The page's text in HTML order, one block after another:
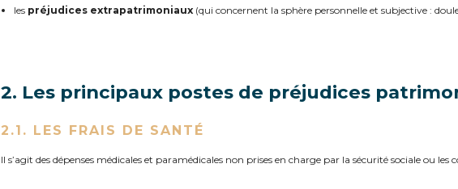
les préjudices extrapatrimoniaux(qui concernent la sphère personnelle et subjective :
2. Les principaux postes de préjudices
2.1. LES FRAIS DE SANTÉ
Il s’agit des dépenses médicales et paramédicales non prises en charge par la sécurité sociale ou les